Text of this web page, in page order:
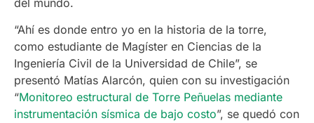
“Ahí es donde entro yo en la historia de la torre,
como estudiante de Magíster en Ciencias de la
Ingeniería Civil de la Universidad de Chile”, se
presentó Matías Alarcón, quien con su investigación
“Monitoreo estructural de Torre Peñuelas mediante
instrumentación sísmica de bajo costo”, se quedó con